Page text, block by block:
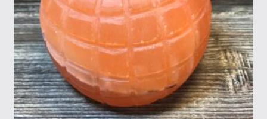
Tietosuojaseloste
Tuotteet
Yritysinfo